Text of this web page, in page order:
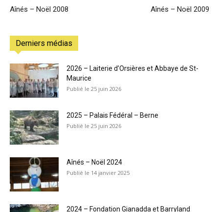
Aînés – Noël 2008 Aînés – Noël 2009
Derniers médias
2026 – Laiterie d’Orsières et Abbaye de St-
Maurice
25 juin 2026
2025 – Palais Fédéral – Berne
25 juin 2026
Aînés – Noël 2024
14 janvier 2025
2024 – Fondation Gianadda et Barryland